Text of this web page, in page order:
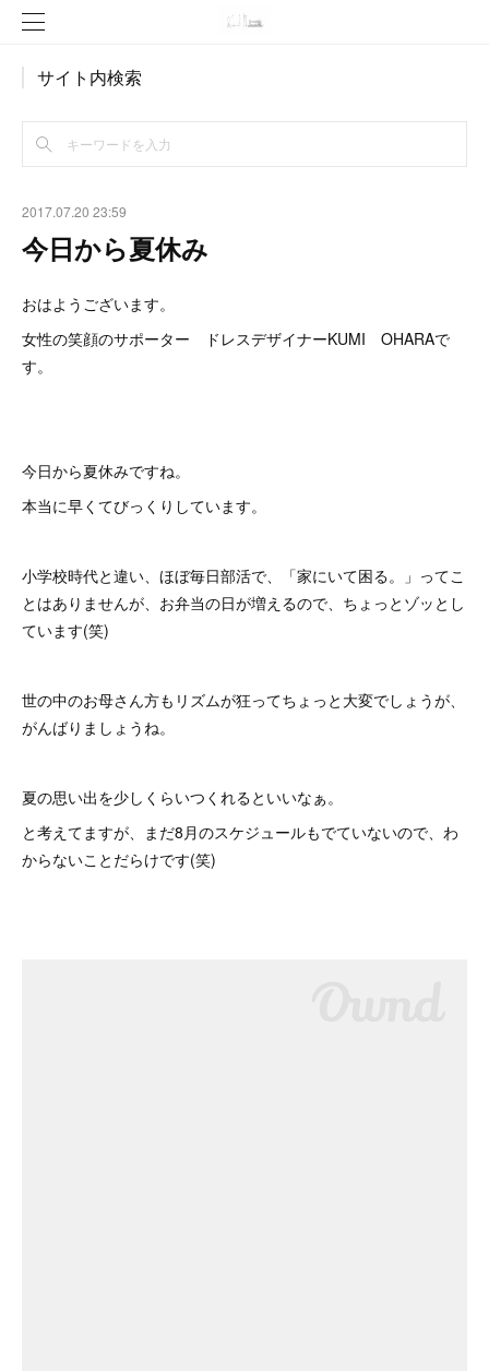
サイト内検索
2017.07.20 23:59
今日から夏休み
おはようございます。
女性の笑顔のサポーター ドレスデザイナーKUMI OHARAで
す。
今日から夏休みですね。
本当に早くてびっくりしています。
小学校時代と違い、ほぼ毎日部活で、「家にいて困る。」ってこ
とはありませんが、お弁当の日が増えるので、ちょっとゾッとし
ています(笑)
世の中のお母さん方もリズムが狂ってちょっと大変でしょうが、
がんばりましょうね。
夏の思い出を少しくらいつくれるといいなぁ。
と考えてますが、まだ8月のスケジュールもでていないので、わ
からないことだらけです(笑)